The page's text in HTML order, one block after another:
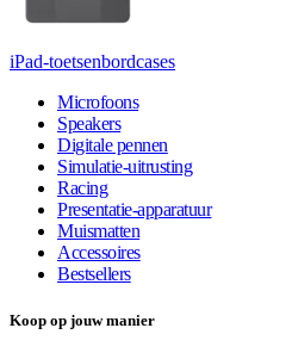
iPad-toetsenbordcases
Microfoons
Speakers
Digitale pennen
Simulatie-uitrusting
Racing
Presentatie-apparatuur
Muismatten
Accessoires
Bestsellers
Koop op jouw manier